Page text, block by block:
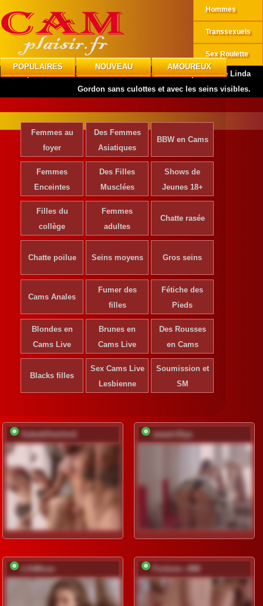
POPULAIRES NOUVEAU AMOUREUX
Hommes
Transsexuels
Sex Roulette
CAMplaisir»Actrices de Cinéma»Découvrez les photos de Linda
Gordon sans culottes et avec les seins visibles.
Femmes au
foyer
Des Femmes
Asiatiques
BBW en Cams
Femmes
Enceintes
Des Filles
Musclées
Shows de
Jeunes 18+
Filles du
collège
Femmes
adultes
Chatte rasée
Chatte poilue Seins moyens Gros seins
Cams Anales
Fumer des
filles
Fétiche des
Pieds
Blondes en
Cams Live
Brunes en
Cams Live
Des Rousses
en Cams
Blacks filles
Sex Cams Live
Lesbienne
Soumission et
SM
SukubOverlord sweet-Olya
LilitMuse Fortune---888